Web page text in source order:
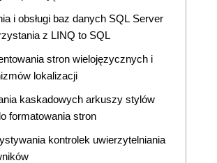
i obsługi baz danych SQL Server
z LINQ to SQL
stron wielojęzycznych i
lokalizacji
kaskadowych arkuszy stylów
formatowania stron
kontrolek uwierzytelniania